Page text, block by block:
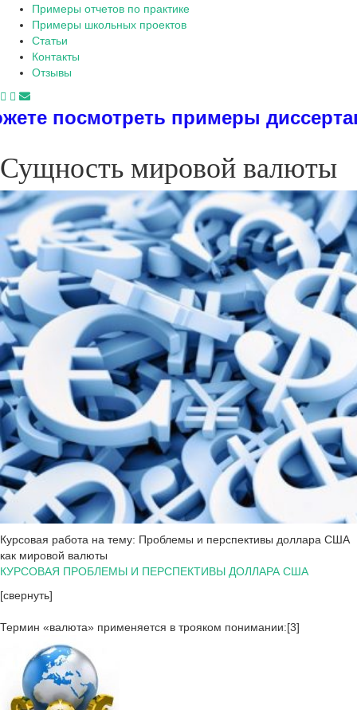
Примеры отчетов по практике
Примеры школьных проектов
Статьи
Контакты
Отзывы
примеры диссертаций,
Сущность мировой валюты
Курсовая работа на тему: Проблемы и перспективы доллара США
как мировой валюты
КУРСОВАЯ ПРОБЛЕМЫ И ПЕРСПЕКТИВЫ ДОЛЛАРА США
[свернуть]
Термин «валюта» применяется в трояком понимании:[3]